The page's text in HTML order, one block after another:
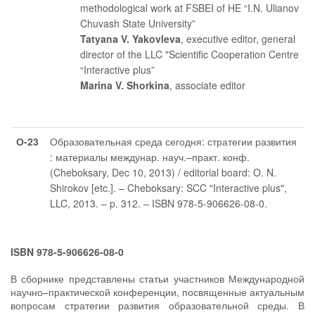
methodological work at FSBEI of HE “I.N. Ulianov
Chuvash State University”
Tatyana V. Yakovleva, executive editor, general
director of the LLC "Scientific Cooperation Centre
“Interactive plus”
Marina V. Shorkina, associate editor
О-23
Образовательная среда сегодня: стратегии развития
: материалы междунар. науч.–практ. конф.
(Cheboksary, Dec 10, 2013) / editorial board: O. N.
Shirokov [etc.]. – Cheboksary: SCC "Interactive plus",
LLC, 2013. – p. 312. – ISBN 978-5-906626-08-0.
ISBN 978-5-906626-08-0
В сборнике представлены статьи участников Международной
научно–практической конференции, посвященные актуальным
вопросам стратегии развития образовательной среды. В